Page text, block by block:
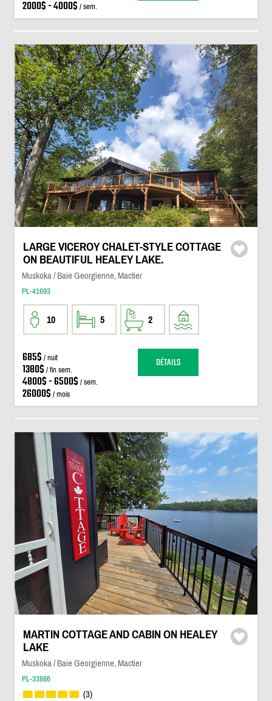
2000$ - 4000$ / sem.
LARGE VICEROY CHALET-STYLE COTTAGE
ON BEAUTIFUL HEALEY LAKE.
Muskoka / Baie Georgienne, Mactier
PL-41693
10 5 2
685$ / nuit
1380$ / fin sem.
4800$ - 6500$ / sem.
26000$ / mois
DÉTAILS
MARTIN COTTAGE AND CABIN ON HEALEY
LAKE
Muskoka / Baie Georgienne, Mactier
PL-33886
(3)